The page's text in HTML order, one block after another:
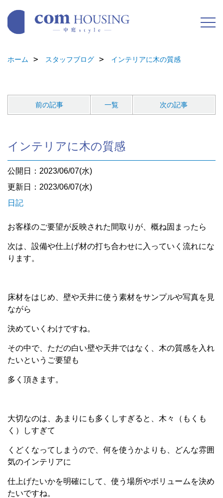
ホーム スタッフブログ インテリアに木の質感
前の記事 一覧 次の記事
インテリアに木の質感
公開日：2023/06/07(水)
更新日：2023/06/07(水)
日記
お客様のご要望が反映された間取りが、概ね固まったら
次は、設備や仕上げ材の打ち合わせに入っていく流れにな
ります。
床材をはじめ、壁や天井に使う素材をサンプルや写真を見
ながら
決めていくわけですね。
その中で、ただの白い壁や天井ではなく、木の質感を入れ
たいというご要望も
多く頂きます。
大切なのは、あまりにも多くしすぎると、木々（もくも
く）しすぎて
くどくなってしまうので、何を使うかよりも、どんな雰囲
気のインテリアに
仕上げたいかを明確にして、使う場所やボリュームを決め
たいですね。